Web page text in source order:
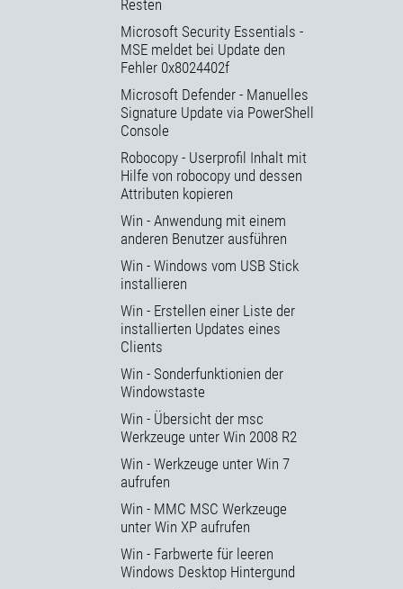
Resten
Microsoft Security Essentials -
MSE meldet bei Update den
Fehler 0x8024402f
Microsoft Defender - Manuelles
Signature Update via PowerShell
Console
Robocopy - Userprofil Inhalt mit
Hilfe von robocopy und dessen
Attributen kopieren
Win - Anwendung mit einem
anderen Benutzer ausführen
Win - Windows vom USB Stick
installieren
Win - Erstellen einer Liste der
installierten Updates eines
Clients
Win - Sonderfunktionien der
Windowstaste
Win - Übersicht der msc
Werkzeuge unter Win 2008 R2
Win - Werkzeuge unter Win 7
aufrufen
Win - MMC MSC Werkzeuge
unter Win XP aufrufen
Win - Farbwerte für leeren
Windows Desktop Hintergund